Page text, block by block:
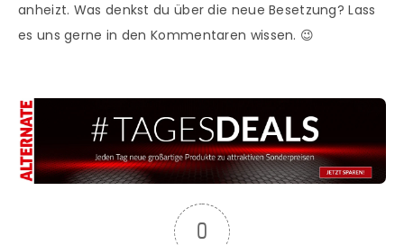
anheizt. Was denkst du über die neue Besetzung? Lass
es uns gerne in den Kommentaren wissen. 😉
0